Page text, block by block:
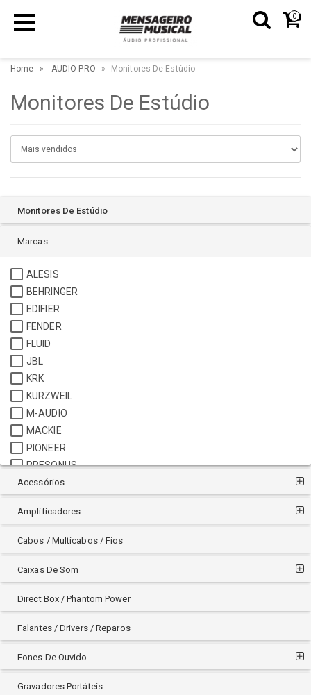
0
Home AUDIO PRO Monitores De Estúdio
Monitores De Estúdio
Monitores De Estúdio
Marcas
ALESIS
BEHRINGER
EDIFIER
FENDER
FLUID
JBL
KRK
KURZWEIL
M-AUDIO
MACKIE
PIONEER
PRESONUS
RAD
SAMSON
SKP
SPECTRUS
YAMAHA
Acessórios
Amplificadores
Cabos / Multicabos / Fios
Caixas De Som
Direct Box / Phantom Power
Falantes / Drivers / Reparos
Fones De Ouvido
Gravadores Portáteis